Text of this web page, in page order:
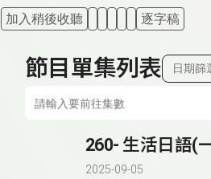
加入稍後收聽 逐字稿
節目單集列表 日期篩
260- 生活日語(
2025-09-05